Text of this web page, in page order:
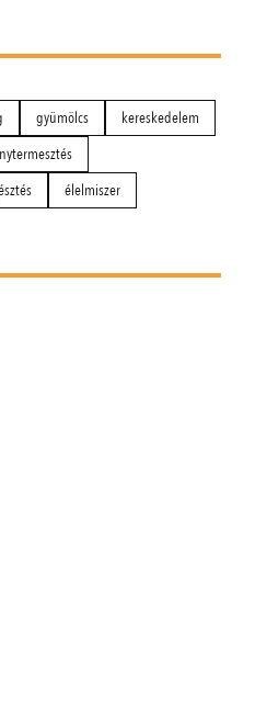
gyümölcs
kereskedelem
élelmiszer